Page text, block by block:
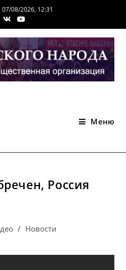
08/2026, 12:31
Меню
Россия
/ Новости